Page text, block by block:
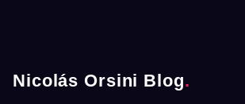
Nicolás Orsini Blog.